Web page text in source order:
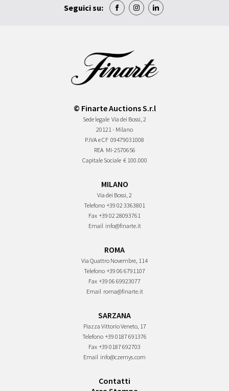
Seguici su:
© Finarte Auctions S.r.l
Sede legale Via dei Bossi, 2
20121 - Milano
P.IVA e CF 09479031008
REA MI-2570656
Capitale Sociale € 100.000
MILANO
Via dei Bossi, 2
Telefono +39 02 3363801
Fax +39 02 28093761
Email info@finarte.it
ROMA
Via Quattro Novembre, 114
Telefono +39 06 6791107
Fax +39 06 69923077
Email roma@finarte.it
SARZANA
Piazza Vittorio Veneto, 17
Telefono +39 0187 691376
Fax +39 0187 692703
Email info@czernys.com
Contatti